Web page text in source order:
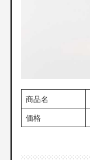
商品名
価格